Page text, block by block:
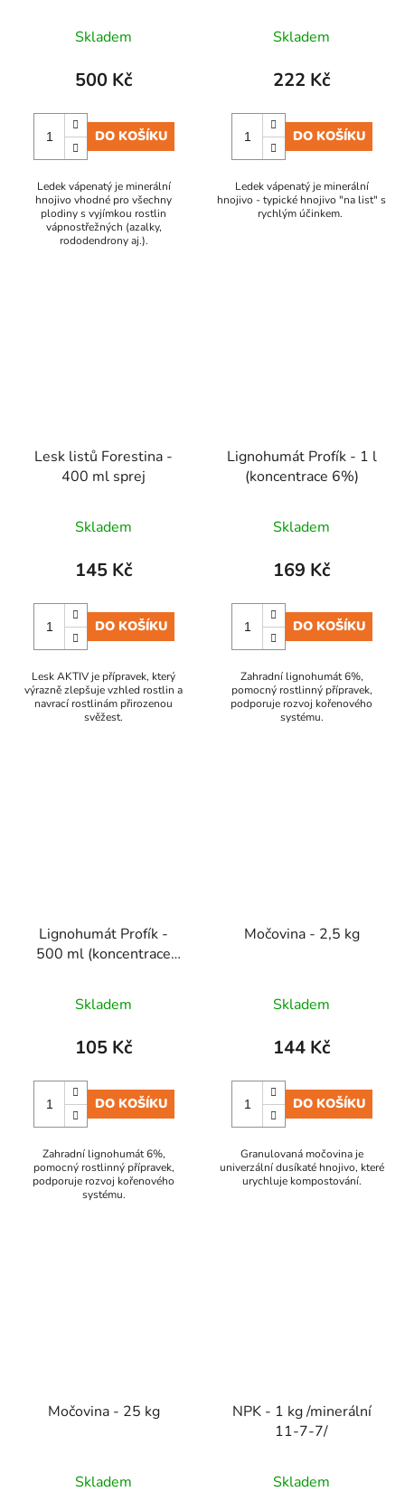
Skladem
500 Kč
DO KOŠÍKU
Ledek vápenatý je minerální
hnojivo vhodné pro všechny
plodiny s vyjímkou rostlin
vápnostřežných (azalky,
rododendrony aj.).
Skladem
222 Kč
DO KOŠÍKU
Ledek vápenatý je minerální
hnojivo - typické hnojivo "na list" s
rychlým účinkem.
Lesk listů Forestina -
400 ml sprej
Skladem
145 Kč
DO KOŠÍKU
Lesk AKTIV je přípravek, který
výrazně zlepšuje vzhled rostlin a
navrací rostlinám přirozenou
svěžest.
Lignohumát Profík - 1 l
(koncentrace 6%)
Skladem
169 Kč
DO KOŠÍKU
Zahradní lignohumát 6%,
pomocný rostlinný přípravek,
podporuje rozvoj kořenového
systému.
Lignohumát Profík -
500 ml (koncentrace
Skladem
105 Kč
DO KOŠÍKU
Zahradní lignohumát 6%,
pomocný rostlinný přípravek,
podporuje rozvoj kořenového
systému.
Močovina - 2,5 kg
Skladem
144 Kč
DO KOŠÍKU
Granulovaná močovina je
univerzální dusíkaté hnojivo, které
urychluje kompostování.
Močovina - 25 kg
Skladem
NPK - 1 kg /minerální
11-7-7/
Skladem